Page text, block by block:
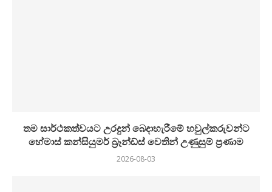
තම සාර්ථකත්වයට උරදුන් බෙදාහැරීමේ හවුල්කරුවන්ට
හේමාස් කන්සියුමර් බ්‍රෑන්ඩ්ස් වෙතින් උණුසුම් ප්‍රණාම
2026-08-03